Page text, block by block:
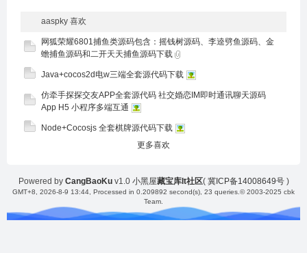
aaspky 喜欢
网狐荣耀6801捕鱼类源码包含：摇钱树源码、李逵劈鱼源码、金
蟾捕鱼源码和二开天天捕鱼源码下载
Java+cocos2d电w三端全套源代码下载
仿牵手探探交友APP全套源代码 社交婚恋IM即时通讯聊天源码
App H5 小程序多端互通
Node+Cocosjs 全套棋牌源代码下载
更多喜欢
Powered by CangBaoKu v1.0 小黑屋藏宝库It社区( 冀ICP备14008649号)
GMT+8, 2026-8-9 13:44 , Processed in 0.209892 second(s), 23 queries. © 2003-2025 cbk
Team.